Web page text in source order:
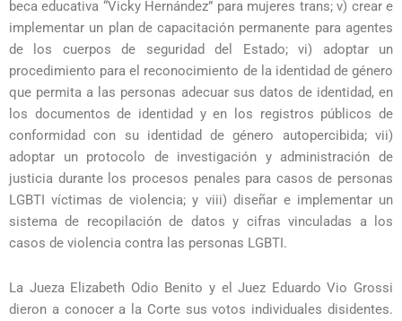
beca educativa “Vicky Hernández” para mujeres trans; v) crear e
implementar un plan de capacitación permanente para agentes
de los cuerpos de seguridad del Estado; vi) adoptar un
procedimiento para el reconocimiento de la identidad de género
que permita a las personas adecuar sus datos de identidad, en
los documentos de identidad y en los registros públicos de
conformidad con su identidad de género autopercibida; vii)
adoptar un protocolo de investigación y administración de
justicia durante los procesos penales para casos de personas
LGBTI víctimas de violencia; y viii) diseñar e implementar un
sistema de recopilación de datos y cifras vinculadas a los
casos de violencia contra las personas LGBTI.
La Jueza Elizabeth Odio Benito y el Juez Eduardo Vio Grossi
dieron a conocer a la Corte sus votos individuales disidentes.